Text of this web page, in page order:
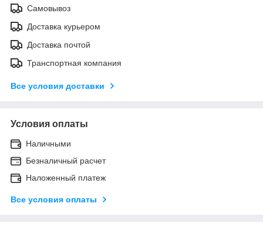
Самовывоз
Доставка курьером
Доставка почтой
Транспортная компания
Все условия доставки
Условия оплаты
Наличными
Безналичный расчет
Наложенный платеж
Все условия оплаты